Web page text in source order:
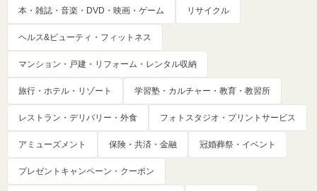
本・雑誌・音楽・DVD・映画・ゲーム リサイクル
ヘルス&ビューティ・フィットネス
マンション・戸建・リフォーム・レンタル収納
旅行・ホテル・リゾート 学習塾・カルチャー・教育・教習所
レストラン・デリバリー・外食 フォトスタジオ・プリントサービス
アミューズメント 保険・共済・金融 冠婚葬祭・イベント
プレゼントキャンペーン・クーポン